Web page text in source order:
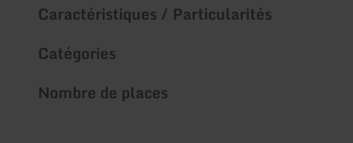
Caractéristiques / Particularités
Catégories
Nombre de places